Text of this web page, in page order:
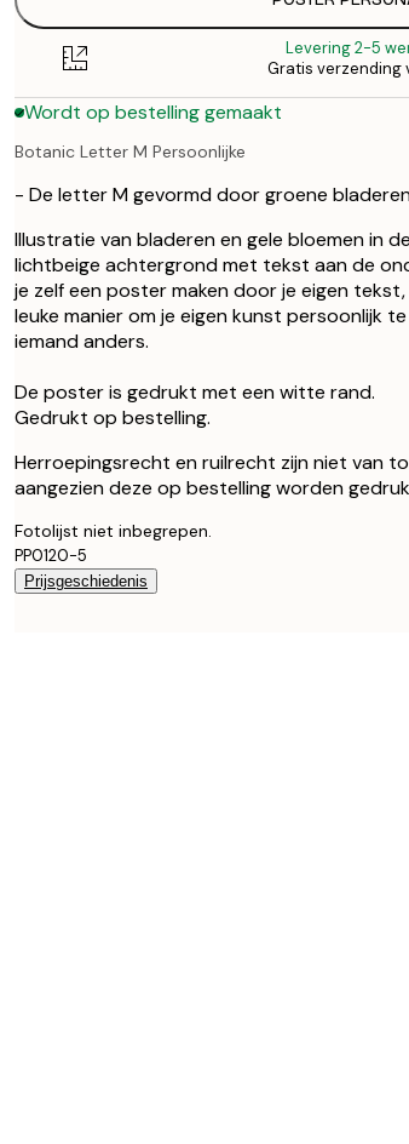
50x70 cm
Levering 2-5
Gratis verzending
Wordt op bestelling gemaakt
Botanic Letter M Persoonlijke
- De letter M gevormd door groene
Illustratie van bladeren en gele bloemen in
lichtbeige achtergrond met tekst aan de
je zelf een poster maken door je eigen
leuke manier om je eigen kunst persoonlijk
iemand anders.
De poster is gedrukt met een witte rand.
Gedrukt op bestelling.
Herroepingsrecht en ruilrecht zijn niet van
aangezien deze op bestelling worden
Fotolijst niet inbegrepen.
PP0120-5
Prijsgeschiedenis